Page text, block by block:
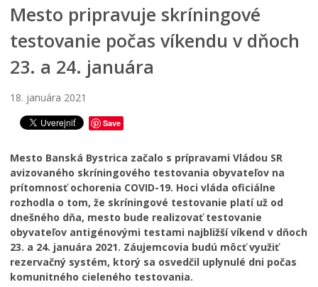
Mesto pripravuje skríningové
testovanie počas víkendu v dňoch
23. a 24. januára
18. januára 2021
Save
Mesto Banská Bystrica začalo s prípravami Vládou SR
avizovaného skríningového testovania obyvateľov na
prítomnosť ochorenia COVID-19. Hoci vláda oficiálne
rozhodla o tom, že skríningové testovanie platí už od
dnešného dňa, mesto bude realizovať testovanie
obyvateľov antigénovými testami najbližší víkend v dňoch
23. a 24. januára 2021. Záujemcovia budú môcť využiť
rezervačný systém, ktorý sa osvedčil uplynulé dni počas
komunitného cieleného testovania.
P
o
v
á
n
n
a
m
i
m
o
r
i
a
e
s
t
o
B
a
n
s
k
P
r
a
h
e
ž
a
ú
s
t
r
o
m
y
p
r